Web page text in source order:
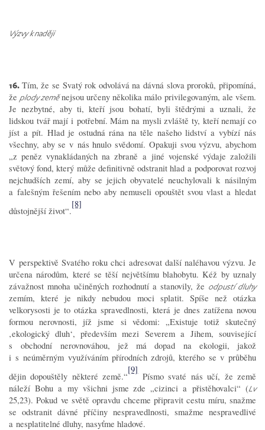
Výzvy k naději
16. Tím, že se Svatý rok odvolává na dávná slova proroků, připomíná,
žeplody zeměnejsou určeny několika málo privilegovaným, ale všem.
Je nezbytné, aby ti, kteří jsou bohatí, byli štědrými a uznali, že
lidskou tvář mají i potřební. Mám na mysli zvláště ty, kteří nemají co
jíst a pít. Hlad je ostudná rána na těle našeho lidství a vybízí nás
všechny, aby se v nás hnulo svědomí. Opakuji svou výzvu, abychom
„z peněz vynakládaných na zbraně a jiné vojenské výdaje založili
světový fond, který může definitivně odstranit hlad a podporovat rozvoj
nejchudších zemí, aby se jejich obyvatelé neuchylovali k násilným
a falešným řešením nebo aby nemuseli opouštět svou vlast a hledat
důstojnější život“.
[8]
V perspektivě Svatého roku chci adresovat další naléhavou výzvu. Je
určena národům, které se těší největšímu blahobytu. Kéž by uznaly
závažnost mnoha učiněných rozhodnutí a stanovily, že odpustí dluhy
zemím, které je nikdy nebudou moci splatit. Spíše než otázka
velkorysosti je to otázka spravedlnosti, která je dnes zatížena novou
formou nerovnosti, jíž jsme si vědomi: „Existuje totiž skutečný
‚ekologický dluh‘, především mezi Severem a Jihem, související
s obchodní nerovnováhou, jež má dopad na ekologii, jakož
i s neúměrným využíváním přírodních zdrojů, kterého se v průběhu
dějin dopouštěly některé země.“
[9]
Písmo svaté nás učí, že země
náleží Bohu a my všichni jsme zde „cizinci a přistěhovalci“ (Lv
25,23). Pokud ve světě opravdu chceme připravit cestu míru, snažme
se odstranit dávné příčiny nespravedlnosti, smažme nespravedlivé
a nesplatitelné dluhy, nasyťme hladové.